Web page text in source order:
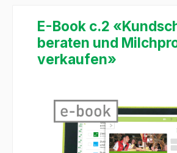
E-Book c.2
beraten und
verkaufen»
Ignorer la galerie d'images